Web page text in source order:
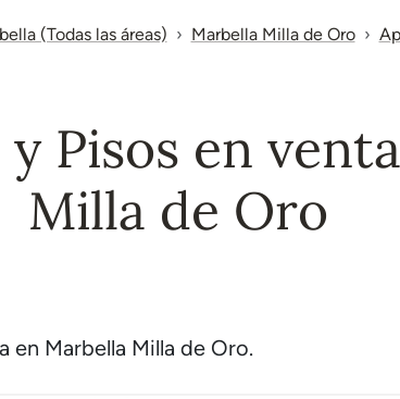
(Todas las áreas) Marbella Milla de Oro
Pisos en
Milla de Oro
en Marbella Milla de Oro.